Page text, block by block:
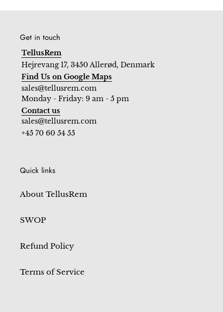
Get in touch
TellusRem
Hejrevang 17, 3450 Allerød, Denmark
Find Us on Google Maps
sales@tellusrem.com
Monday - Friday: 9 am - 5 pm
Contact us
sales@tellusrem.com
+45 70 60 54 55
Quick links
About TellusRem
SWOP
Refund Policy
Terms of Service